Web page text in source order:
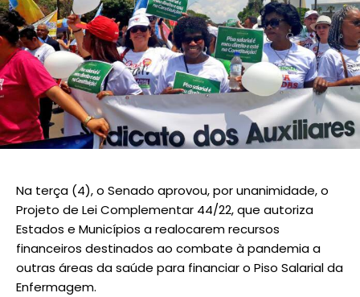
Na terça (4), o Senado aprovou, por unanimidade, o
Projeto de Lei Complementar 44/22, que autoriza
Estados e Municípios a realocarem recursos
financeiros destinados ao combate à pandemia a
outras áreas da saúde para financiar o Piso Salarial da
Enfermagem.